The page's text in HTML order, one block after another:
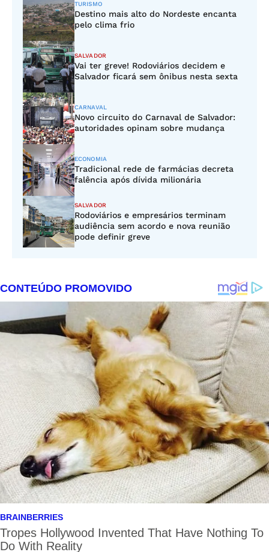
TURISMO
Destino mais alto do Nordeste encanta
pelo clima frio
SALVADOR
Vai ter greve! Rodoviários decidem e
Salvador ficará sem ônibus nesta sexta
CARNAVAL
Novo circuito do Carnaval de Salvador:
autoridades opinam sobre mudança
ECONOMIA
Tradicional rede de farmácias decreta
falência após dívida milionária
SALVADOR
Rodoviários e empresários terminam
audiência sem acordo e nova reunião
pode definir greve